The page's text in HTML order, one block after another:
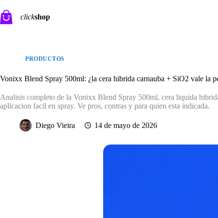
al
contenido
clickshop
PRODUCTOS
Vonixx Blend Spray 500ml: ¿la cera hibrida carnauba + SiO2 vale la
Analisis completo de la Vonixx Blend Spray 500ml, cera liquida
aplicacion facil en spray. Ve pros, contras y para quien esta indicada.
Diego Vieira 14 de mayo de 2026